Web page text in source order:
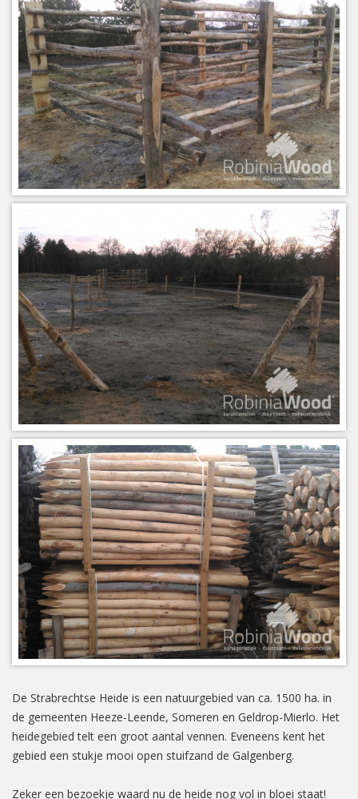
De Strabrechtse Heide is een natuurgebied van ca. 1500 ha. in
de gemeenten Heeze-Leende, Someren en Geldrop-Mierlo. Het
heidegebied telt een groot aantal vennen. Eveneens kent het
gebied een stukje mooi open stuifzand de Galgenberg.
Zeker een bezoekje waard nu de heide nog vol in bloei staat!